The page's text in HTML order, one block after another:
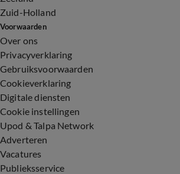
Zuid-Holland
Voorwaarden
Over ons
Privacyverklaring
Gebruiksvoorwaarden
Cookieverklaring
Digitale diensten
Cookie instellingen
Upod & Talpa Network
Adverteren
Vacatures
Publieksservice